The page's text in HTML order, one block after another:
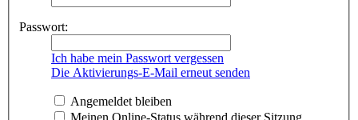
Passwort:
Ich habe mein Passwort vergessen
Die Aktivierungs-E-Mail erneut senden
Angemeldet bleiben
Meinen Online-Status während dieser Sitzung